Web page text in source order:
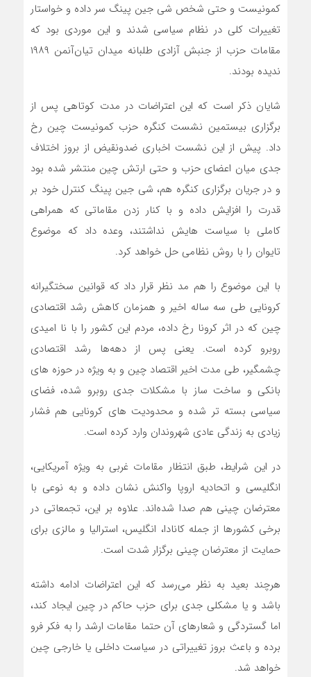
کمونیست و حتی شخص شی جین پینگ سر داده و خواستار
تغییرات کلی در نظام سیاسی شدند و این موردی بود که
مقامات حزب از جنبش آزادی طلبانه میدان تیان‌آنمن ۱۹۸۹
ندیده بودند.
شایان ذکر است که این اعتراضات در مدت کوتاهی پس از
برگزاری بیستمین نشست کنگره حزب کمونیست چین رخ
داد. پیش از این نشست اخباری ضدونقیض از بروز اختلاف
جدی میان اعضای حزب و حتی ارتش چین منتشر شده بود
و در جریان برگزاری کنگره هم، شی جین پینگ کنترل خود بر
قدرت را افزایش داده و با کنار زدن مقاماتی که همراهی
کاملی با سیاست هایش نداشتند، وعده داد که موضوع
تایوان را با روش نظامی حل خواهد کرد.
با این موضوع را هم مد نظر قرار داد که قوانین سختگیرانه
کرونایی طی سه ساله اخیر و همزمان کاهش رشد اقتصادی
چین که در اثر کرونا رخ داده، مردم این کشور را با نا امیدی
روبرو کرده است. یعنی پس از دهه‌ها رشد اقتصادی
چشمگیر، طی مدت اخیر اقتصاد چین و به ویژه در حوزه های
بانکی و ساخت ساز با مشکلات جدی روبرو شده، فضای
سیاسی بسته تر شده و محدودیت های کرونایی هم فشار
زیادی به زندگی عادی شهروندان وارد کرده است.
در این شرایط، طبق انتظار مقامات غربی به ویژه آمریکایی،
انگلیسی و اتحادیه اروپا واکنش نشان داده و به نوعی با
معترضان چینی هم صدا شده‌اند. علاوه بر این، تجمعاتی در
برخی کشورها از جمله کانادا، انگلیس، استرالیا و مالزی برای
حمایت از معترضان چینی برگزار شدت است.
هرچند بعید به نظر می‌رسد که این اعتراضات ادامه داشته
باشد و یا مشکلی جدی برای حزب حاکم در چین ایجاد کند،
اما گستردگی و شعارهای آن حتما مقامات ارشد را به فکر فرو
برده و باعث بروز تغییراتی در سیاست داخلی یا خارجی چین
خواهد شد.